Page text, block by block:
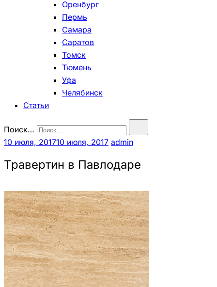
Оренбург
Пермь
Самара
Саратов
Томск
Тюмень
Уфа
Челябинск
Статьи
Поиск…
10 июля, 201710 июля, 2017 admin
Травертин в Павлодаре